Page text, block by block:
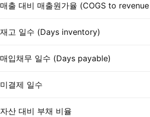
매출 대비 매출원가율 (COGS to
재고 일수 (Days inventory)
매입채무 일수 (Days payable)
미결제 일수
자산 대비 부채 비율